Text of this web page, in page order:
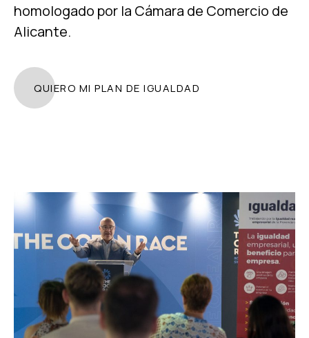
homologado por la Cámara de Comercio de
Alicante.
QUIERO MI PLAN DE IGUALDAD